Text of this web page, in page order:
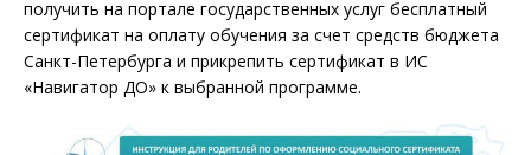
получить на портале государственных услуг бесплатный
сертификат на оплату обучения за счет средств бюджета
Санкт-Петербурга и прикрепить сертификат в ИС
«Навигатор ДО» к выбранной программе.